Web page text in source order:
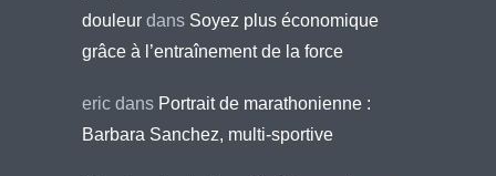
douleur dans Soyez plus économique
grâce à l’entraînement de la force
eric dans Portrait de marathonienne :
Barbara Sanchez, multi-sportive